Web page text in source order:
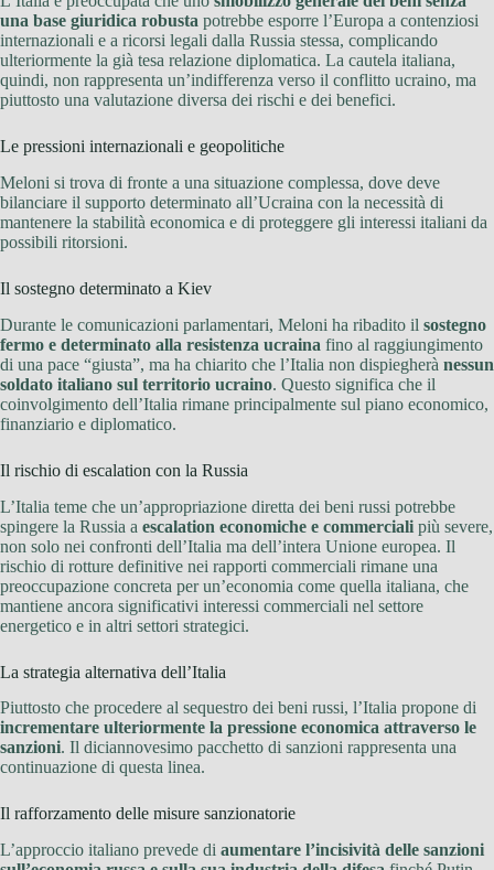
una base giuridica robusta potrebbe esporre l’Europa a contenziosi
internazionali e a ricorsi legali dalla Russia stessa, complicando
ulteriormente la già tesa relazione diplomatica. La cautela italiana,
quindi, non rappresenta un’indifferenza verso il conflitto ucraino, ma
piuttosto una valutazione diversa dei rischi e dei benefici.
Le pressioni internazionali e geopolitiche
Meloni si trova di fronte a una situazione complessa, dove deve
bilanciare il supporto determinato all’Ucraina con la necessità di
mantenere la stabilità economica e di proteggere gli interessi italiani da
possibili ritorsioni.
Il sostegno determinato a Kiev
Durante le comunicazioni parlamentari, Meloni ha ribadito il sostegno
fermo e determinato alla resistenza ucraina fino al raggiungimento
di una pace “giusta”, ma ha chiarito che l’Italia non dispiegherà nessun
soldato italiano sul territorio ucraino. Questo significa che il
coinvolgimento dell’Italia rimane principalmente sul piano economico,
finanziario e diplomatico.
Il rischio di escalation con la Russia
L’Italia teme che un’appropriazione diretta dei beni russi potrebbe
spingere la Russia a escalation economiche e commerciali più severe,
non solo nei confronti dell’Italia ma dell’intera Unione europea. Il
rischio di rotture definitive nei rapporti commerciali rimane una
preoccupazione concreta per un’economia come quella italiana, che
mantiene ancora significativi interessi commerciali nel settore
energetico e in altri settori strategici.
La strategia alternativa dell’Italia
Piuttosto che procedere al sequestro dei beni russi, l’Italia propone di
incrementare ulteriormente la pressione economica attraverso le
sanzioni. Il diciannovesimo pacchetto di sanzioni rappresenta una
continuazione di questa linea.
Il rafforzamento delle misure sanzionatorie
L’approccio italiano prevede di aumentare l’incisività delle sanzioni